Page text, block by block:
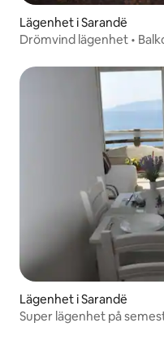
Lägenhet i Sarandë
Drömvind lägenhet •
Lägenhet i Sarandë
Super lägenhet på